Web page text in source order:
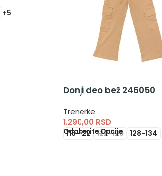
+5
Donji deo bež 246050
Trenerke
1.290,00 RSD
Odaberite Opcije
116-122 122-128 128-134